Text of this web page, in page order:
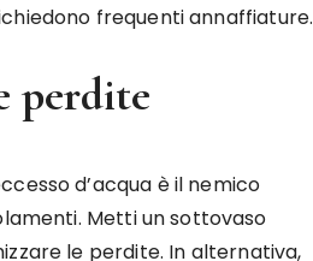
frequenti annaffiature.
perdite
d’acqua è il nemico
Metti un sottovaso
le perdite. In alternativa,